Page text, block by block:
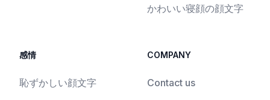
かわいい寝顔の顔文字
感情
恥ずかしい顔文字
COMPANY
Contact us